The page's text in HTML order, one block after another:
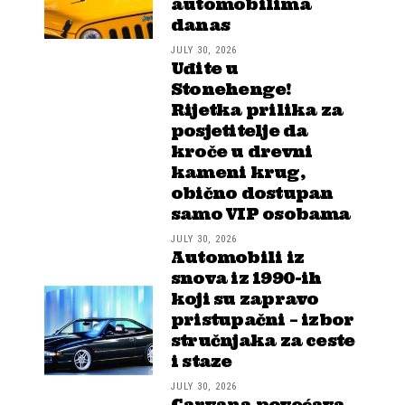
automobilima
danas
JULY 30, 2026
Uđite u
Stonehenge!
Rijetka prilika za
posjetitelje da
kroče u drevni
kameni krug,
obično dostupan
samo VIP osobama
JULY 30, 2026
Automobili iz
snova iz 1990-ih
koji su zapravo
pristupačni – izbor
stručnjaka za ceste
i staze
JULY 30, 2026